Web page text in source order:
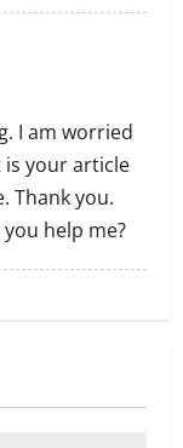
I am worried
is your article
Thank you.
help me?